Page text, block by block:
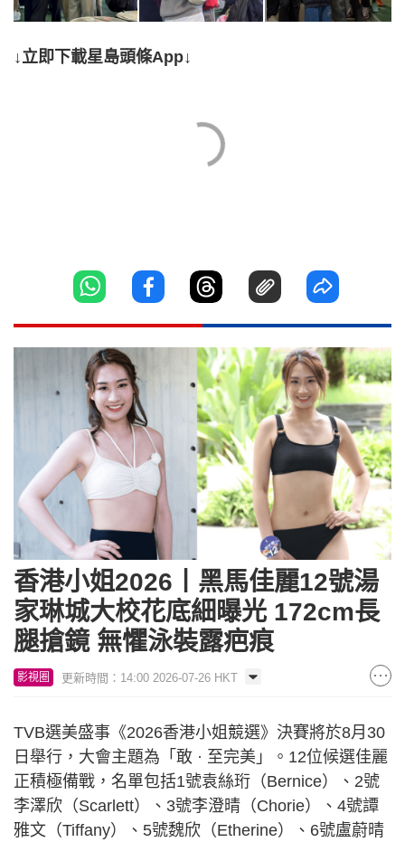
↓立即下載星島頭條App↓
香港小姐2026丨黑馬佳麗12號湯
家琳城大校花底細曝光 172cm長
腿搶鏡 無懼泳裝露疤痕
影視圈 更新時間：14:00 2026-07-26 HKT
TVB選美盛事《2026香港小姐競選》決賽將於8月30
日舉行，大會主題為「敢 · 至完美」。12位候選佳麗
正積極備戰，名單包括1號袁絲珩（Bernice）、2號
李澤欣（Scarlett）、3號李澄晴（Chorie）、4號譚
雅文（Tiffany）、5號魏欣（Etherine）、6號盧蔚晴